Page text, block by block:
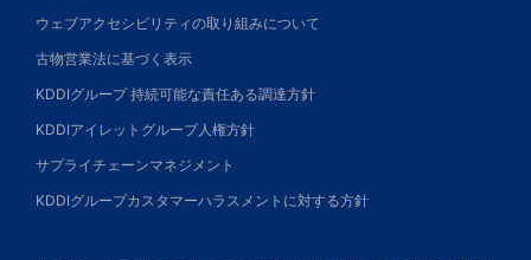
ウェブアクセシビリティの取り組みについて
古物営業法に基づく表示
KDDIグループ 持続可能な責任ある調達方針
KDDIアイレットグループ人権方針
サプライチェーンマネジメント
KDDIグループカスタマーハラスメントに対する方針